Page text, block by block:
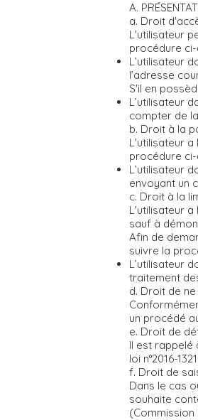
A.
a. Droit
L'utilisateur
procédure
L’utilisateur
l’adresse
S'il en
L’utilisateur
compter de
b. Droit à la
L'utilisateur
procédure
L’utilisateur
envoyant un
c. Droit à la
L'utilisateur
sauf à
Afin de
suivre la
L’utilisateur
traitement
d. Droit de
un procédé
e. Droit de
Il est rappelé
loi n°2016-
f. Droit de
Dans le cas
souhaite